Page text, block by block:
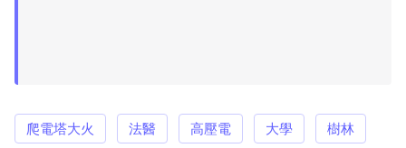
爬電塔大火 法醫 高壓電 大學 樹林